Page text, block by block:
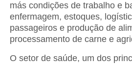
más condições de trabalho e
enfermagem, estoques,
passageiros e produção de
processamento de carne e
O setor de saúde, um dos